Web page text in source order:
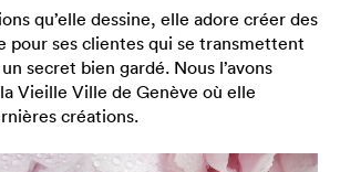
qu’elle dessine, elle adore créer des
pour ses clientes qui se transmettent
secret bien gardé. Nous l’avons
Vieille Ville de Genève où elle
créations.